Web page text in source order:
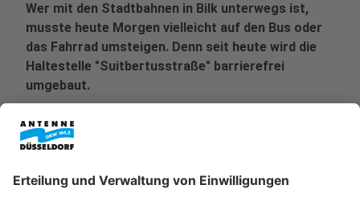
Wer mit den Stadtbahnen in Bilk unterwegs ist,
musste heute Morgen vielleicht auf den Bus oder
das Fahrrad umsteigen. Denn seit heute wird die
Haltestelle "Suitbertusstraße" barrierefrei
umgebaut.